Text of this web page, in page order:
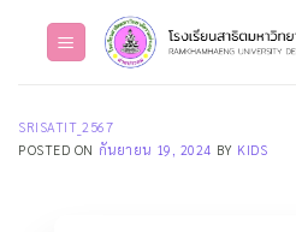
SRISATIT_2567
POSTED ON กันยายน 19, 2024 BY KIDS